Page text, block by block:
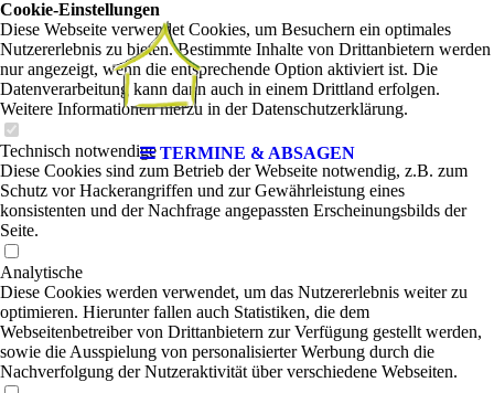
TERMINE & ABSAGEN
Cookie-Einstellungen
Diese Webseite verwendet Cookies, um Besuchern ein optimales
Nutzererlebnis zu bieten. Bestimmte Inhalte von Drittanbietern werden
nur angezeigt, wenn die entsprechende Option aktiviert ist. Die
Datenverarbeitung kann dann auch in einem Drittland erfolgen.
Weitere Informationen hierzu in der Datenschutzerklärung.
Technisch notwendige
Diese Cookies sind zum Betrieb der Webseite notwendig, z.B. zum
Schutz vor Hackerangriffen und zur Gewährleistung eines
konsistenten und der Nachfrage angepassten Erscheinungsbilds der
Seite.
Analytische
Diese Cookies werden verwendet, um das Nutzererlebnis weiter zu
optimieren. Hierunter fallen auch Statistiken, die dem
Webseitenbetreiber von Drittanbietern zur Verfügung gestellt werden,
sowie die Ausspielung von personalisierter Werbung durch die
Nachverfolgung der Nutzeraktivität über verschiedene Webseiten.